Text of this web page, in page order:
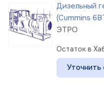
Дизельный
(Cummins
ЭТРО
Остаток в